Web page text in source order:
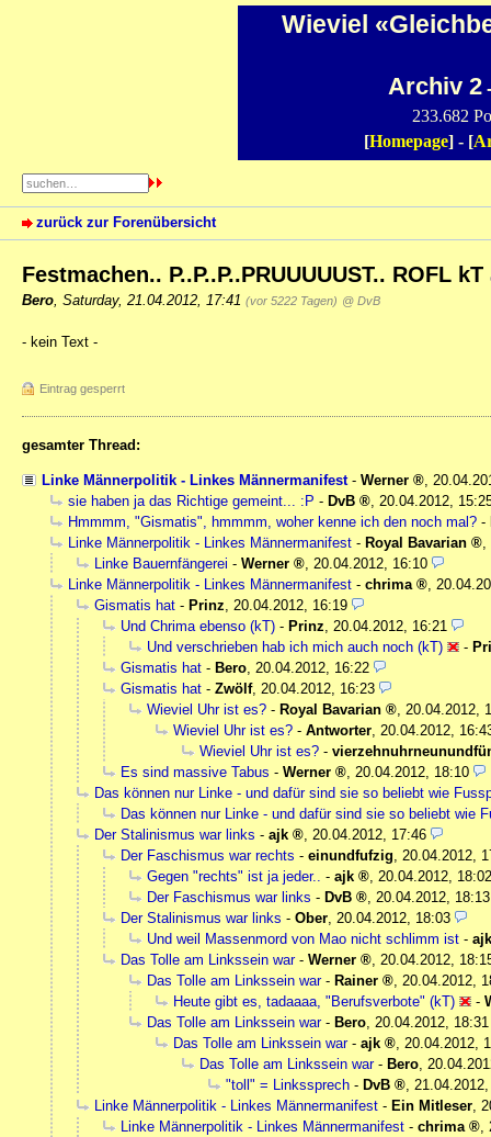
Wieviel
Archiv 2
233.682
[Homepage] - [
zurück zur Forenübersicht
Festmachen.. P..P..P..PRUUUUUST.. ROFL kT
Bero Saturday, 21.04.2012, 17:41 (vor 5222 Tagen) @ DvB
- kein Text -
Eintrag gesperrt
gesamter Thread:
Linke Männerpolitik - Linkes Männermanifest- Werner
sie haben ja das Richtige gemeint... :P - DvB
20.04.2012,
Hmmmm, "Gismatis", hmmmm, woher kenne ich den noch mal? -
Linke Männerpolitik - Linkes Männermanifest - Royal Bavarian
Linke Bauernfängerei - Werner
20.04.2012, 16:10
Linke Männerpolitik - Linkes Männermanifest - chrima
Gismatis hat - Prinz
20.04.2012, 16:19
Und Chrima ebenso (kT) - Prinz
20.04.2012, 16:21
Und verschrieben hab ich mich auch noch (kT)
-
Gismatis hat - Bero 20.04.2012, 16:22
Gismatis hat - Zwölf, 20.04.2012, 16:23
Wieviel Uhr ist es? - Royal Bavarian
20.04.2012,
Wieviel Uhr ist es? - Antworter 20.04.2012,
Wieviel Uhr ist es? -
Es sind massive Tabus - Werner
20.04.2012, 18:10
Das können nur Linke - und dafür sind sie so beliebt wie
Das können nur Linke - und dafür sind sie so beliebt wie
Der Stalinismus war links - ajk
20.04.2012, 17:46
Der Faschismus war rechts - einundfufzig
20.04.2012,
Gegen "rechts" ist ja jeder..
- ajk
20.04.2012, 18:02
Der Faschismus war links - DvB
20.04.2012, 18:13
Der Stalinismus war links - Ober 20.04.2012, 18:03
Und weil Massenmord von Mao nicht schlimm ist - ajk
Das Tolle am Linkssein war- Werner
20.04.2012,
Das Tolle am Linkssein war- Rainer
20.04.2012,
Heute gibt es, tadaaaa, "Berufsverbote" (kT)
-
Das Tolle am Linkssein war- Bero 20.04.2012, 18:31
Das Tolle am Linkssein war- ajk
20.04.2012,
Das Tolle am Linkssein war- Bero
"toll" = Linkssprech - DvB
Linke Männerpolitik - Linkes Männermanifest - Ein Mitleser
Linke Männerpolitik - Linkes Männermanifest - chrima